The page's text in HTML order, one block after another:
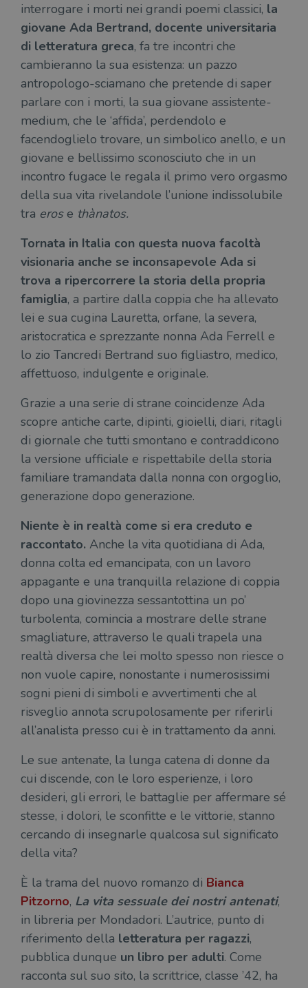
interrogare i morti nei grandi poemi classici, la
giovane Ada Bertrand, docente universitaria
di letteratura greca, fa tre incontri che
cambieranno la sua esistenza: un pazzo
antropologo-sciamano che pretende di saper
parlare con i morti, la sua giovane assistente-
medium, che le ‘affida’, perdendolo e
facendoglielo trovare, un simbolico anello, e un
giovane e bellissimo sconosciuto che in un
incontro fugace le regala il primo vero orgasmo
della sua vita rivelandole l’unione indissolubile
tra erose thànatos.
Tornata in Italia con questa nuova facoltà
visionaria anche se inconsapevole Ada si
trova a ripercorrere la storia della propria
famiglia, a partire dalla coppia che ha allevato
lei e sua cugina Lauretta, orfane, la severa,
aristocratica e sprezzante nonna Ada Ferrell e
lo zio Tancredi Bertrand suo figliastro, medico,
affettuoso, indulgente e originale.
Grazie a una serie di strane coincidenze Ada
scopre antiche carte, dipinti, gioielli, diari, ritagli
di giornale che tutti smontano e contraddicono
la versione ufficiale e rispettabile della storia
familiare tramandata dalla nonna con orgoglio,
generazione dopo generazione.
Niente è in realtà come si era creduto e
raccontato. Anche la vita quotidiana di Ada,
donna colta ed emancipata, con un lavoro
appagante e una tranquilla relazione di coppia
dopo una giovinezza sessantottina un po’
turbolenta, comincia a mostrare delle strane
smagliature, attraverso le quali trapela una
realtà diversa che lei molto spesso non riesce o
non vuole capire, nonostante i numerosissimi
sogni pieni di simboli e avvertimenti che al
risveglio annota scrupolosamente per riferirli
all’analista presso cui è in trattamento da anni.
Le sue antenate, la lunga catena di donne da
cui discende, con le loro esperienze, i loro
desideri, gli errori, le battaglie per affermare sé
stesse, i dolori, le sconfitte e le vittorie, stanno
cercando di insegnarle qualcosa sul significato
della vita?
È la trama del nuovo romanzo di Bianca
Pitzorno, La vita sessuale dei nostri antenati,
in libreria per Mondadori. L’autrice, punto di
riferimento della letteratura per ragazzi,
pubblica dunque un libro per adulti. Come
racconta sul suo sito, la scrittrice, classe ’42, ha